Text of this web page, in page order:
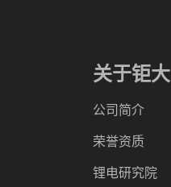
关于钜大
公司简介
荣誉资质
锂电研究院